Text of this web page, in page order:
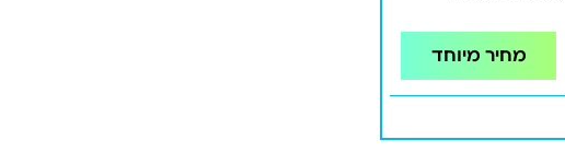
מחיר מיוחד